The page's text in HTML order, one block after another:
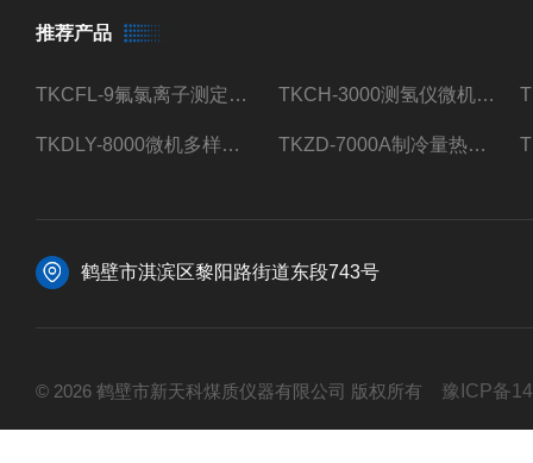
推荐产品
TKCFL-9氟氯离子测定仪自动煤质检测 TKCH-3000测氢仪微机氢元素测定煤质检测
TKDLY-8000微机多样测硫仪自动定硫仪化验室硫含量测定 TKZD-7000A制冷量热仪自动升降热值仪煤质检测
鹤壁市淇滨区黎阳路街道东段743号
© 2026 鹤壁市新天科煤质仪器有限公司 版权所有 豫ICP备